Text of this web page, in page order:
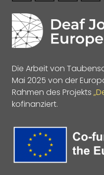
Die Arbeit von
Mai 2025 von der
Rahmen des Projekts
kofinanziert.